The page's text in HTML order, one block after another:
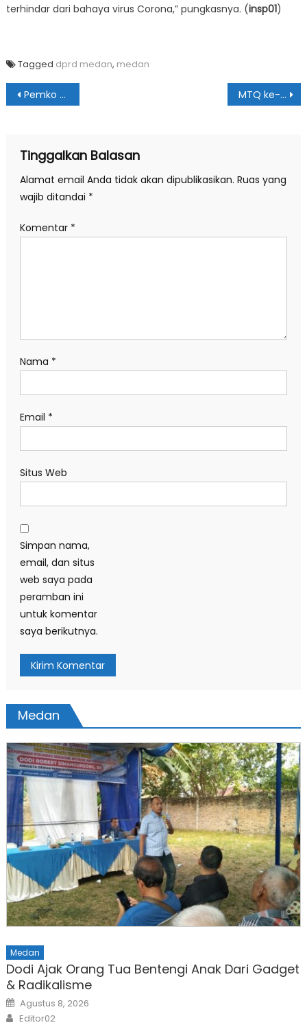
terhindar dari bahaya virus Corona,” pungkasnya. (insp01)
Tagged dprd medan, medan
Navigasi
Pemko Medan Bagikan 10.500 Masker ke 21 Kecamatan MTQ ke-37 Tingkat Sumut Ditunda
Tinggalkan Balasan
Alamat email Anda tidak akan dipublikasikan. Ruas yang
wajib ditandai *
Komentar *
Nama *
Email *
Situs Web
Simpan nama,
email, dan situs
web saya pada
peramban ini
untuk komentar
saya berikutnya.
Medan
Medan
Dodi Ajak Orang Tua Bentengi Anak Dari Gadget
& Radikalisme
Posted
on
Agustus 8, 2026
Author
Editor02